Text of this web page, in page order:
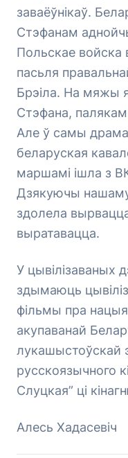
заваёўнікаў.
Стэфанам
Польскае войска
пасьля
Брэіла. На мяжы
Стэфана,
Але ў самы
беларуская
маршамі ішла з
Дзякуючы
здолела
выратавацца.
У цывілізаваных
здымаюць
фільмы пра
акупаванай
лукашыстоўскай
русскоязычного
Слуцкая” ці
Алесь Хадасевіч